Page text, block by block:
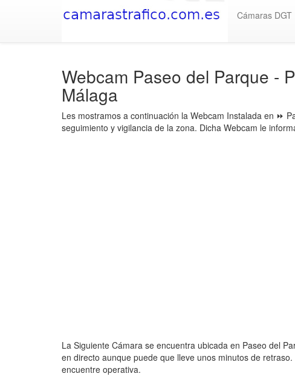
Cámaras DGT
Webcam Paseo del Parque -
Málaga
Les mostramos a continuación la Webcam Instalada en ⏩
seguimiento y vigilancia de la zona. Dicha Webcam le
La Siguiente Cámara se encuentra ubicada en Paseo del
en directo aunque puede que lleve unos minutos de
encuentre operativa.